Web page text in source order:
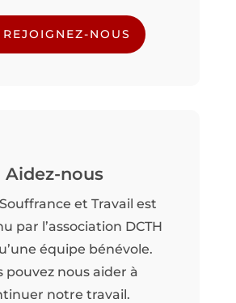
REJOIGNEZ-NOUS
Aidez-nous
et Travail est
par l’association DCTH
équipe bénévole.
pouvez nous aider à
notre travail.